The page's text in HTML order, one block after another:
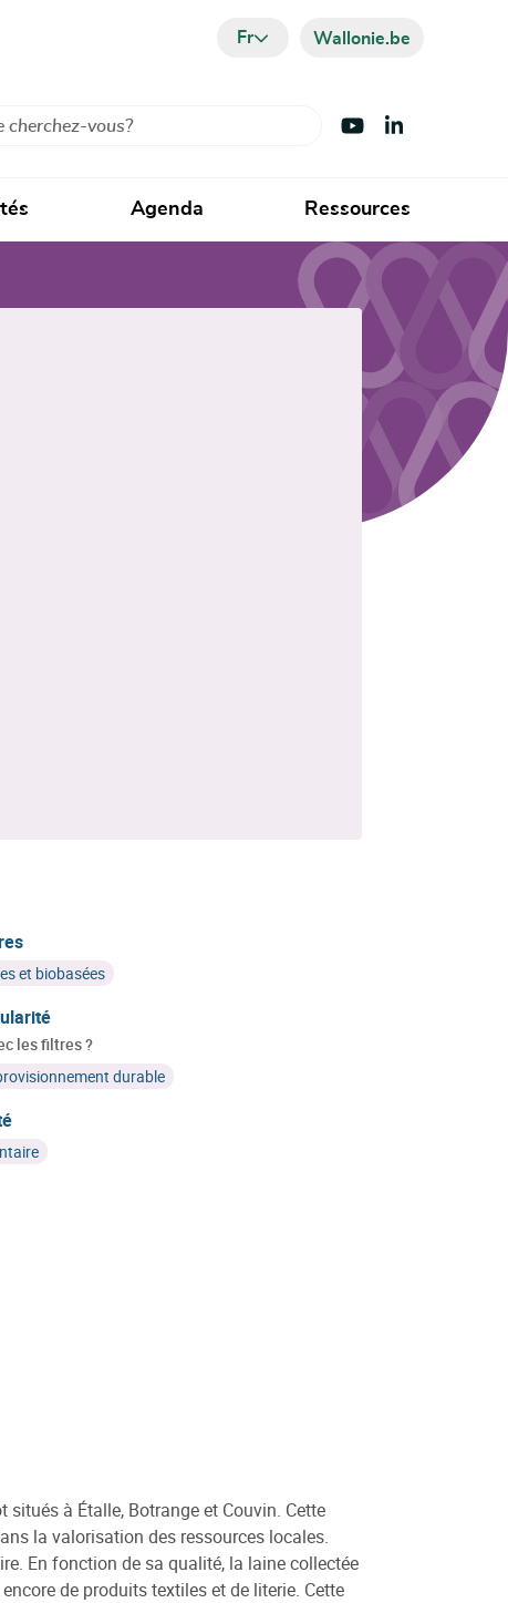
Fr Wallonie.be
Visiter Youtube
Visiter LinkedIn
Agenda Ressources
et biobasées
les filtres ?
durable
à Étalle, Botrange et Couvin. Cette
la valorisation des ressources locales.
En fonction de sa qualité, la laine collectée
de produits textiles et de literie. Cette